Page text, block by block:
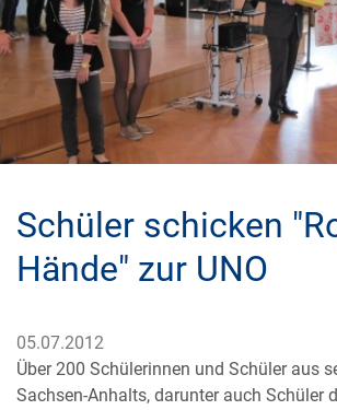
Schüler schicken
Hände" zur UNO
05.07.2012
Über 200 Schülerinnen und Schüler aus
Sachsen-Anhalts, darunter auch Schüler